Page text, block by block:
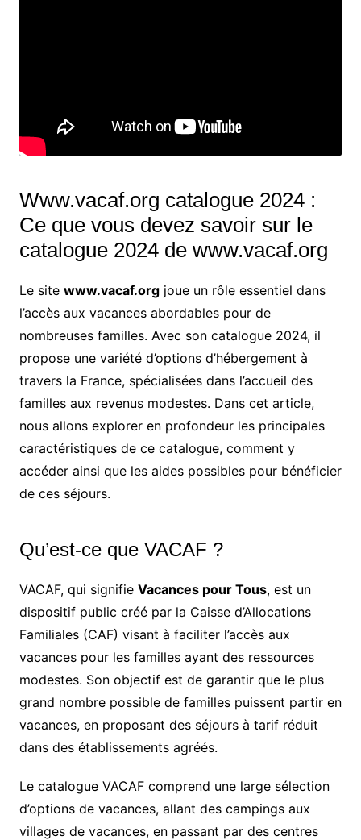
Www.vacaf.org catalogue 2024 :
Ce que vous devez savoir sur le
catalogue 2024 de www.vacaf.org
Le site www.vacaf.orgjoue un rôle essentiel dans
l’accès aux vacances abordables pour de
nombreuses familles. Avec son catalogue 2024, il
propose une variété d’options d’hébergement à
travers la France, spécialisées dans l’accueil des
familles aux revenus modestes. Dans cet article,
nous allons explorer en profondeur les principales
caractéristiques de ce catalogue, comment y
accéder ainsi que les aides possibles pour bénéficier
de ces séjours.
Qu’est-ce que VACAF ?
VACAF, qui signifie Vacances pour Tous, est un
dispositif public créé par la Caisse d’Allocations
Familiales (CAF) visant à faciliter l’accès aux
vacances pour les familles ayant des ressources
modestes. Son objectif est de garantir que le plus
grand nombre possible de familles puissent partir en
vacances, en proposant des séjours à tarif réduit
dans des établissements agréés.
Le catalogue VACAF comprend une large sélection
d’options de vacances, allant des campings aux
villages de vacances, en passant par des centres